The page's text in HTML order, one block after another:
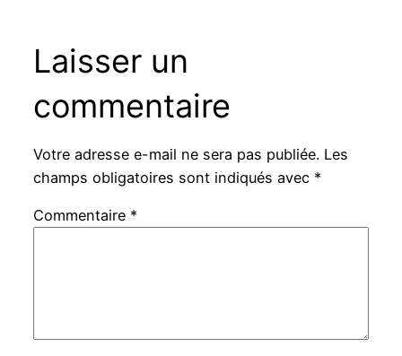
Laisser un
commentaire
Votre adresse e-mail ne sera pas publiée. Les
champs obligatoires sont indiqués avec *
Commentaire *